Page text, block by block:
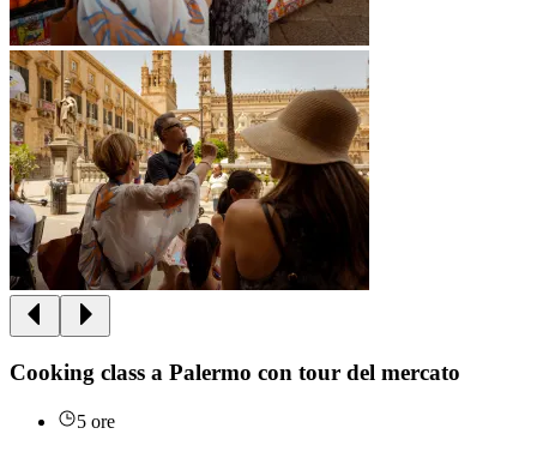
Cooking class a Palermo con tour del mercato
5 ore